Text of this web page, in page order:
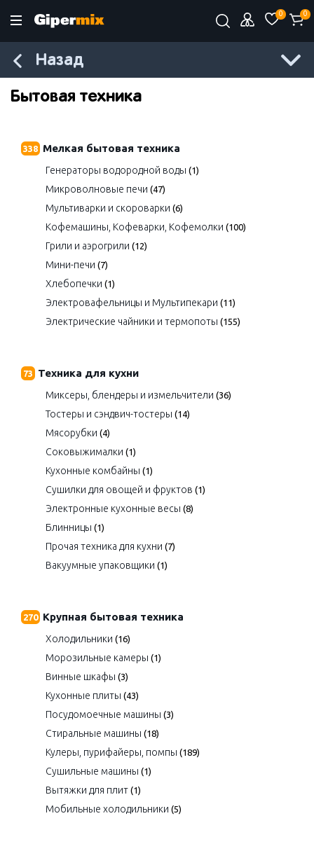
0 0
Назад
Бытовая техника
338 Мелкая бытовая техника
Генераторы водородной воды (1)
Микроволновые печи (47)
Мультиварки и скороварки (6)
Кофемашины, Кофеварки, Кофемолки (100)
Грили и аэрогрили (12)
Мини-печи (7)
Хлебопечки (1)
Электровафельницы и Мультипекари (11)
Электрические чайники и термопоты (155)
73 Техника для кухни
Миксеры, блендеры и измельчители (36)
Тостеры и сэндвич-тостеры (14)
Мясорубки (4)
Соковыжималки (1)
Кухонные комбайны (1)
Сушилки для овощей и фруктов (1)
Электронные кухонные весы (8)
Блинницы (1)
Прочая техника для кухни (7)
Вакуумные упаковщики (1)
270 Крупная бытовая техника
Холодильники (16)
Морозильные камеры (1)
Винные шкафы (3)
Кухонные плиты (43)
Посудомоечные машины (3)
Стиральные машины (18)
Кулеры, пурифайеры, помпы (189)
Сушильные машины (1)
Вытяжки для плит (1)
Мобильные холодильники (5)